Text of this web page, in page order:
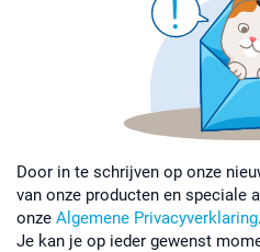
Door in te schrijven op onze
van onze producten en speciale
onze Algemene Privacyverklaring.
Je kan je op ieder gewenst